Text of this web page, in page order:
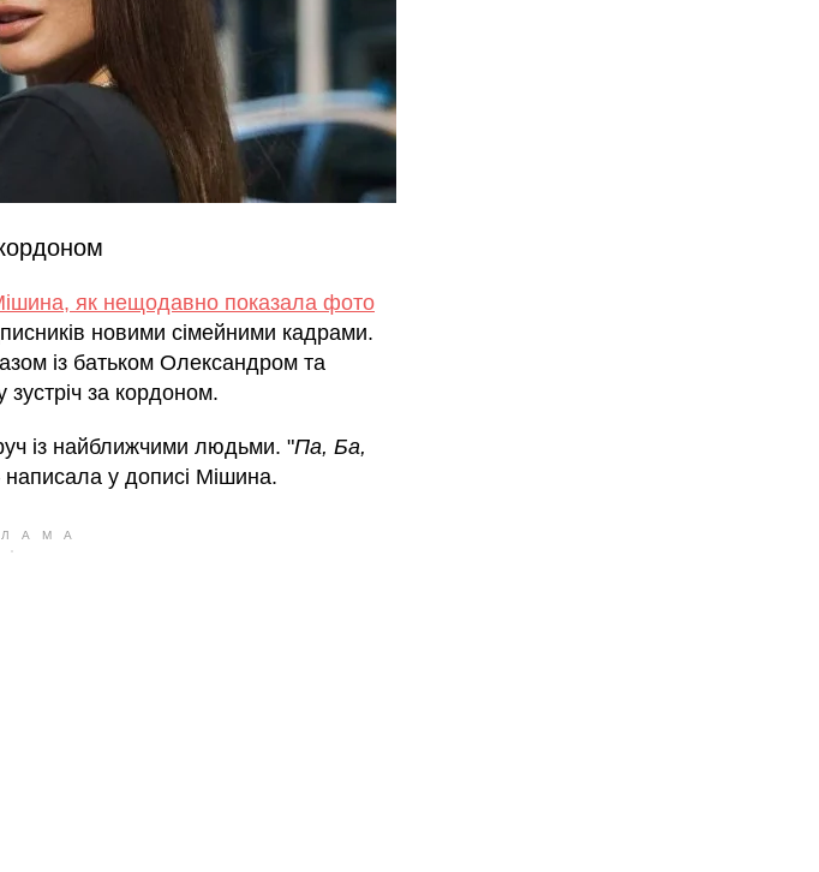
як нещодавно показала фото
новими сімейними кадрами.
із батьком Олександром та
за кордоном.
із найближчими людьми. "Па, Ба,
у дописі Мішина.